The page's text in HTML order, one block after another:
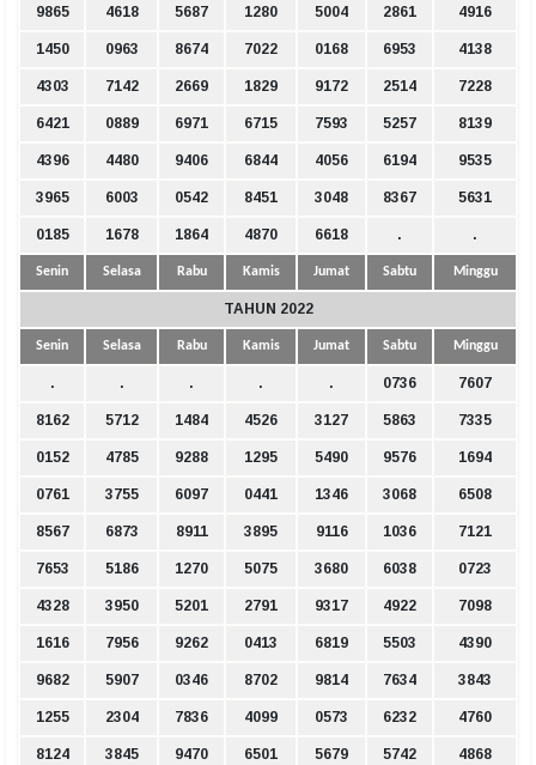
9865 4618 5687 1280 5004 2861 4916
1450 0963 8674 7022 0168 6953 4138
4303 7142 2669 1829 9172 2514 7228
6421 0889 6971 6715 7593 5257 8139
4396 4480 9406 6844 4056 6194 9535
3965 6003 0542 8451 3048 8367 5631
0185 1678 1864 4870 6618 . .
Senin Selasa Rabu Kamis Jumat Sabtu Minggu
TAHUN 2022
Senin Selasa Rabu Kamis Jumat Sabtu Minggu
. . . . . 0736 7607
8162 5712 1484 4526 3127 5863 7335
0152 4785 9288 1295 5490 9576 1694
0761 3755 6097 0441 1346 3068 6508
8567 6873 8911 3895 9116 1036 7121
7653 5186 1270 5075 3680 6038 0723
4328 3950 5201 2791 9317 4922 7098
1616 7956 9262 0413 6819 5503 4390
9682 5907 0346 8702 9814 7634 3843
1255 2304 7836 4099 0573 6232 4760
8124 3845 9470 6501 5679 5742 4868